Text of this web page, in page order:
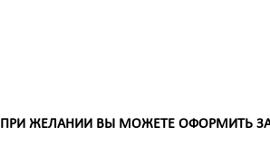
ПРИ ЖЕЛАНИИ ВЫ МОЖЕТЕ ОФОРМИТЬ